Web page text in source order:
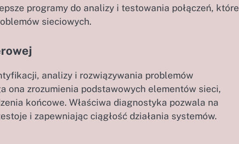
programy do analizy i testowania połączeń, które
sieciowych.
analizy i rozwiązywania problemów
ona zrozumienia podstawowych elementów sieci,
końcowe. Właściwa diagnostyka pozwala na
i zapewniając ciągłość działania systemów.